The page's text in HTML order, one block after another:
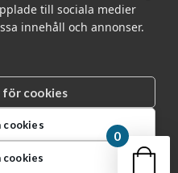
till sociala medier
innehåll och annonser.
cookies
cookies
© 2026 |
031 - 92 94 92
Din
0